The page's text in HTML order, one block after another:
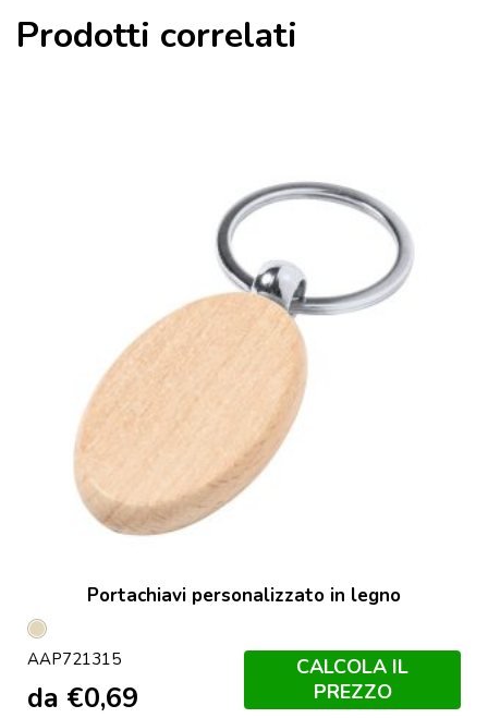
Prodotti correlati
Portachiavi personalizzato in legno
Naturale
AAP721315
da €0,69
CALCOLA IL
PREZZO